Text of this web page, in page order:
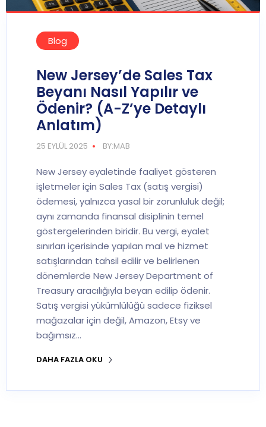
Blog
New Jersey’de Sales Tax
Beyanı Nasıl Yapılır ve
Ödenir? (A-Z’ye Detaylı
Anlatım)
25 EYLÜL 2025 BY:MAB
New Jersey eyaletinde faaliyet gösteren
işletmeler için Sales Tax (satış vergisi)
ödemesi, yalnızca yasal bir zorunluluk değil;
aynı zamanda finansal disiplinin temel
göstergelerinden biridir. Bu vergi, eyalet
sınırları içerisinde yapılan mal ve hizmet
satışlarından tahsil edilir ve belirlenen
dönemlerde New Jersey Department of
Treasury aracılığıyla beyan edilip ödenir.
Satış vergisi yükümlülüğü sadece fiziksel
mağazalar için değil, Amazon, Etsy ve
bağımsız…
DAHA FAZLA OKU